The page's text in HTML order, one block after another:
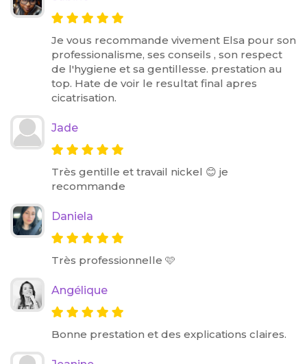
Je vous recommande vivement Elsa pour son
professionalisme, ses conseils , son respect
de l'hygiene et sa gentillesse. prestation au
top. Hate de voir le resultat final apres
cicatrisation.
Jade
Très gentille et travail nickel 😊 je
recommande
Daniela
Très professionnelle 🩷
Angélique
Bonne prestation et des explications claires.